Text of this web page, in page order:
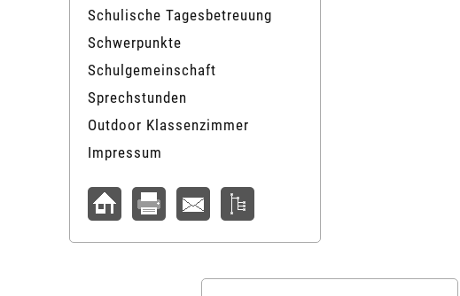
Schulische Tagesbetreuung
Schwerpunkte
Schulgemeinschaft
Sprechstunden
Outdoor Klassenzimmer
Impressum